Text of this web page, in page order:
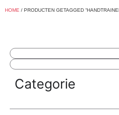
HOME / PRODUCTEN GETAGGED
Categorie